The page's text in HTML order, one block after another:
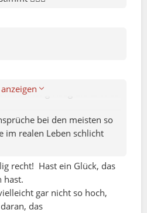
über langfristig die Chance
bei den meisten so
im realen Leben schlicht
recht! Hast ein Glück, das
hast.
gar nicht so hoch,
das